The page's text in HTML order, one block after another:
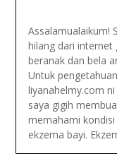
Assalamualaikum!
hilang dari internet
beranak dan bela
Untuk
liyanahelmy.com
saya gigih
memahami
ekzema bayi.